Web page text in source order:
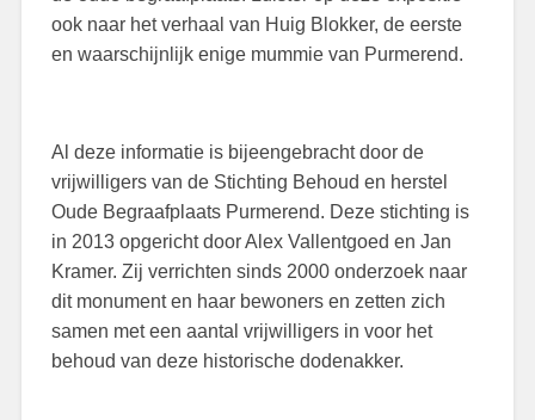
ook naar het verhaal van Huig Blokker, de eerste
en waarschijnlijk enige mummie van Purmerend.
Al deze informatie is bijeengebracht door de
vrijwilligers van de Stichting Behoud en herstel
Oude Begraafplaats Purmerend. Deze stichting is
in 2013 opgericht door Alex Vallentgoed en Jan
Kramer. Zij verrichten sinds 2000 onderzoek naar
dit monument en haar bewoners en zetten zich
samen met een aantal vrijwilligers in voor het
behoud van deze historische dodenakker.